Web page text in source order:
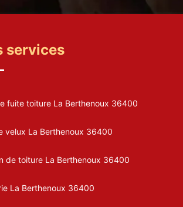
services
fuite toiture La Berthenoux 36400
velux La Berthenoux 36400
de toiture La Berthenoux 36400
La Berthenoux 36400